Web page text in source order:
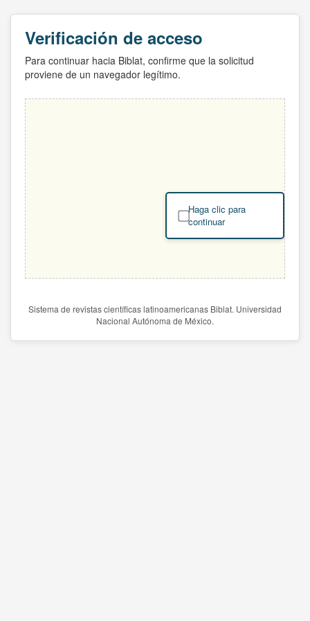
Verificación de acceso
Para continuar hacia Biblat, confirme que la solicitud
proviene de un navegador legítimo.
Haga clic para
continuar
Sistema de revistas científicas latinoamericanas Biblat. Universidad
Nacional Autónoma de México.